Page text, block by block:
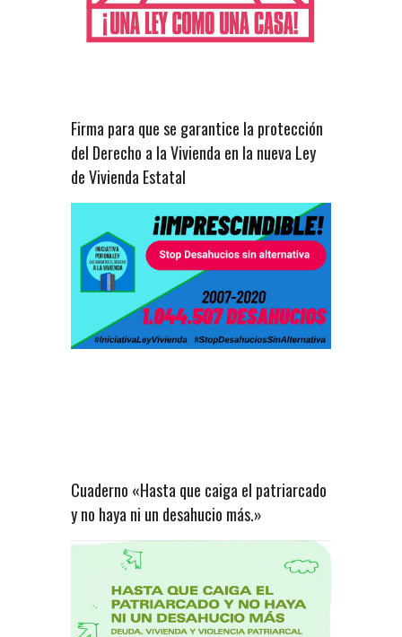
Firma para que se garantice la protección
del Derecho a la Vivienda en la nueva Ley
de Vivienda Estatal
Cuaderno «Hasta que caiga el patriarcado
y no haya ni un desahucio más.»